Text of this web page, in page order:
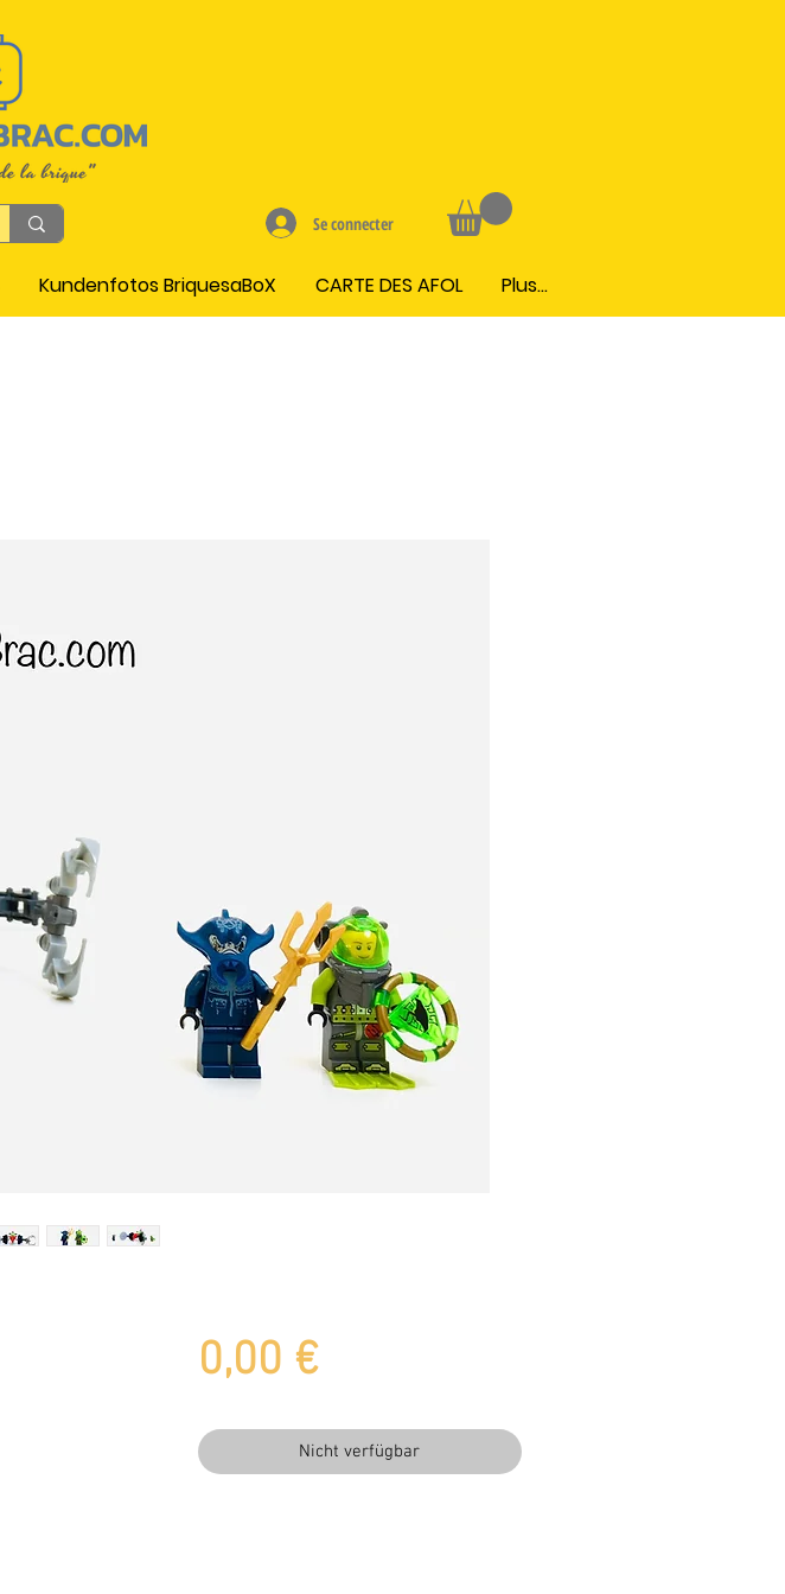
Se connecter
Kundenfotos BriquesaBoX CARTE DES AFOL Plus...
0,00 €Preis
Nicht verfügbar